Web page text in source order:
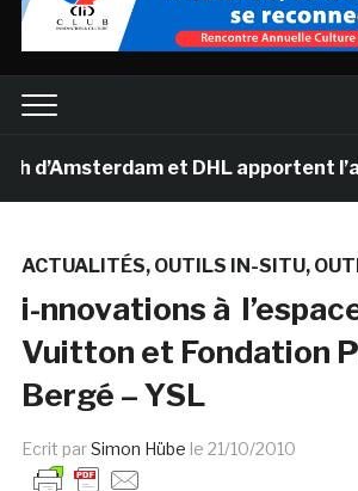
et DHL apportent l’art
ACTUALITÉS OUTILS IN-SITU
i-nnovations à
Vuitton et Fondation
Bergé – YSL
Ecrit parSimon Hübe le 21/10/2010